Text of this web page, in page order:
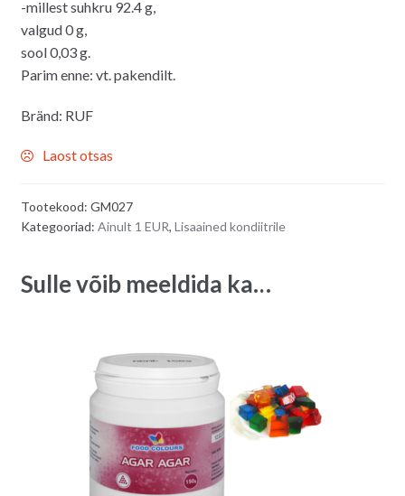
-millest suhkru 92.4 g,
valgud 0 g,
sool 0,03 g.
Parim enne: vt. pakendilt.
Bränd: RUF
Laost otsas
Tootekood: GM027
Kategooriad: Ainult 1 EUR, Lisaained kondiitrile
Sulle võib meeldida ka…